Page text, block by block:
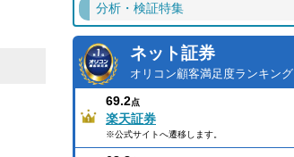
分析・検証特集
ネット証券
オリコン顧客満足度ランキング
69.2点
楽天証券
※公式サイトへ遷移します。